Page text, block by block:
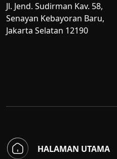
Jl. Jend. Sudirman Kav. 58,
Senayan Kebayoran Baru,
Jakarta Selatan 12190
HALAMAN UTAMA